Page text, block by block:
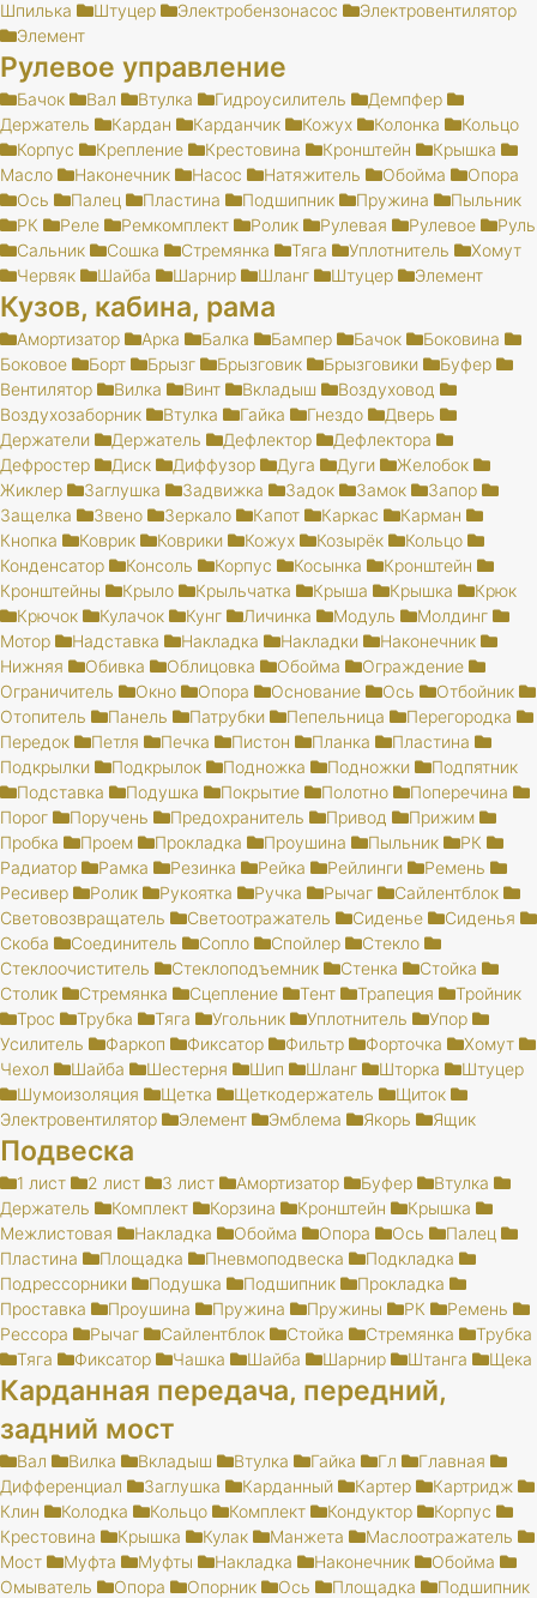
Шпилька Штуцер Электробензонасос
Электровентилятор
Элемент
Рулевое управление
Бачок Вал Втулка Гидроусилитель
Демпфер
Держатель
Кардан Карданчик Кожух Колонка
Кольцо
Корпус
Крепление Крестовина Кронштейн
Крышка
Масло
Наконечник Насос Натяжитель Обойма
Опора
Ось
Палец Пластина Подшипник Пружина
Пыльник
РК
Реле Ремкомплект Ролик Рулевая Рулевое
Руль
Сальник
Сошка Стремянка Тяга Уплотнитель
Хомут
Червяк
Шайба Шарнир Шланг Штуцер Элемент
Кузов, кабина, рама
Амортизатор Арка Балка Бампер Бачок
Боковина
Боковое
Борт Брызг Брызговик Брызговики
Буфер
Вентилятор
Вилка Винт Вкладыш
Воздуховод
Воздухозаборник
Втулка Гайка Гнездо
Дверь
Держатели
Держатель Дефлектор
Дефлектора
Дефростер
Диск Диффузор Дуга Дуги
Желобок
Жиклер
Заглушка Задвижка Задок Замок
Запор
Защелка
Звено Зеркало Капот Каркас
Карман
Кнопка
Коврик Коврики Кожух Козырёк
Кольцо
Конденсатор
Консоль Корпус Косынка
Кронштейн
Кронштейны
Крыло Крыльчатка Крыша Крышка
Крюк
Крючок
Кулачок Кунг Личинка Модуль
Молдинг
Мотор
Надставка Накладка Накладки
Наконечник
Нижняя
Обивка Облицовка Обойма
Ограждение
Ограничитель
Окно Опора Основание Ось
Отбойник
Отопитель
Панель Патрубки Пепельница
Перегородка
Передок
Петля Печка Пистон Планка
Пластина
Подкрылки
Подкрылок Подножка Подножки
Подпятник
Подставка
Подушка Покрытие Полотно
Поперечина
Порог
Поручень Предохранитель Привод
Прижим
Пробка
Проем Прокладка Проушина Пыльник
РК
Радиатор
Рамка Резинка Рейка Рейлинги
Ремень
Ресивер
Ролик Рукоятка Ручка Рычаг
Сайлентблок
Световозвращатель
Светоотражатель Сиденье
Сиденья
Скоба
Соединитель Сопло Спойлер
Стекло
Стеклоочиститель
Стеклоподъемник Стенка
Стойка
Столик
Стремянка Сцепление Тент Трапеция
Тройник
Трос
Трубка Тяга Угольник Уплотнитель
Упор
Усилитель
Фаркоп Фиксатор Фильтр Форточка
Хомут
Чехол
Шайба Шестерня Шип Шланг Шторка
Штуцер
Шумоизоляция
Щетка Щеткодержатель
Щиток
Электровентилятор
Элемент Эмблема Якорь Ящик
Подвеска
1 лист 2 лист 3 лист Амортизатор Буфер
Втулка
Держатель
Комплект Корзина Кронштейн
Крышка
Межлистовая
Накладка Обойма Опора Ось
Палец
Пластина
Площадка Пневмоподвеска
Подкладка
Подрессорники
Подушка Подшипник
Прокладка
Проставка
Проушина Пружина Пружины РК
Ремень
Рессора
Рычаг Сайлентблок Стойка Стремянка
Трубка
Тяга
Фиксатор Чашка Шайба Шарнир Штанга Щека
Карданная передача, передний,
задний мост
Вал Вилка Вкладыш Втулка Гайка Гл
Главная
Дифференциал
Заглушка Карданный Картер
Картридж
Клин
Колодка Кольцо Комплект Кондуктор
Корпус
Крестовина
Крышка Кулак Манжета
Маслоотражатель
Мост
Муфта Муфты Накладка Наконечник
Обойма
Омыватель
Опора Опорник Ось Площадка
Подшипник